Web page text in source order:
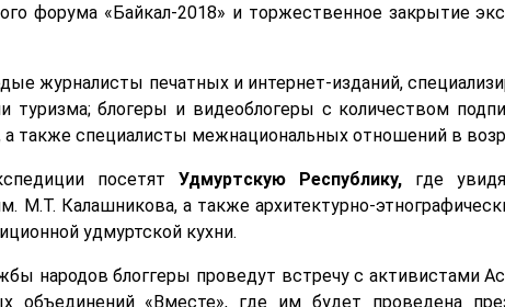
форума «Байкал-2018» и торжественное закрытие
журналисты печатных и интернет-изданий,
туризма; блогеры и видеоблогеры с количеством
также специалисты межнациональных отношений в
посетят Удмуртскую Республику,где
М.Т. Калашникова, а также архитектурно-
удмуртской кухни.
народов блоггеры проведут встречу с активистами
объединений «Вместе», где им будет проведена